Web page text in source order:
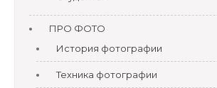
ПРО ФОТО
История фотографии
Техника фотографии